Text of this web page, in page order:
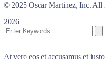
© 2025 Oscar Martinez, Inc. All
2026
At vero eos et accusamus et